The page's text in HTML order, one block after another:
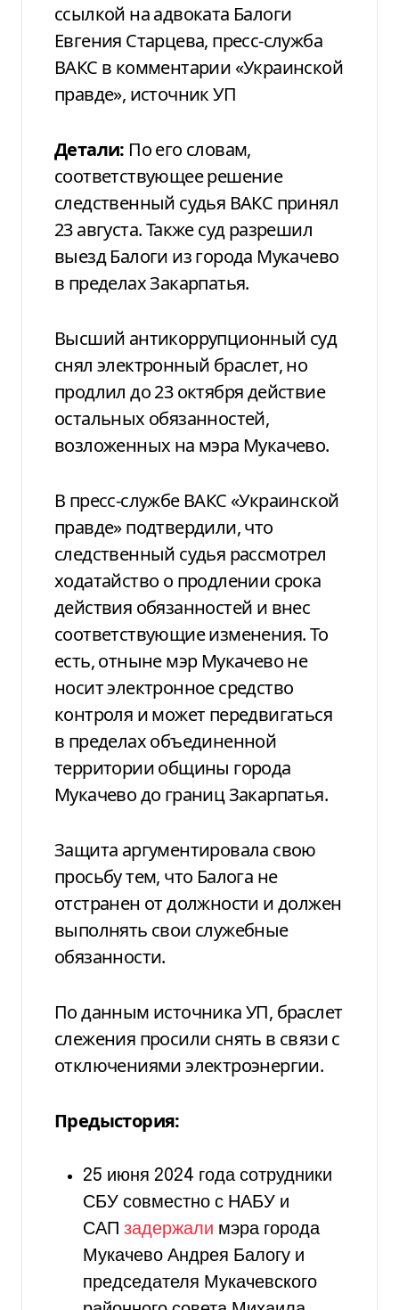
ссылкой на адвоката Балоги
Евгения Старцева, пресс-служба
ВАКС в комментарии «Украинской
правде», источник УП
Детали: По его словам,
соответствующее решение
следственный судья ВАКС принял
23 августа. Также суд разрешил
выезд Балоги из города Мукачево
в пределах Закарпатья.
Высший антикоррупционный суд
снял электронный браслет, но
продлил до 23 октября действие
остальных обязанностей,
возложенных на мэра Мукачево.
В пресс-службе ВАКС «Украинской
правде» подтвердили, что
следственный судья рассмотрел
ходатайство о продлении срока
действия обязанностей и внес
соответствующие изменения. То
есть, отныне мэр Мукачево не
носит электронное средство
контроля и может передвигаться
в пределах объединенной
территории общины города
Мукачево до границ Закарпатья.
Защита аргументировала свою
просьбу тем, что Балога не
отстранен от должности и должен
выполнять свои служебные
обязанности.
По данным источника УП, браслет
слежения просили снять в связи с
отключениями электроэнергии.
Предыстория:
25 июня 2024 года сотрудники
СБУ совместно с НАБУ и
САП задержали мэра города
Мукачево Андрея Балогу и
председателя Мукачевского